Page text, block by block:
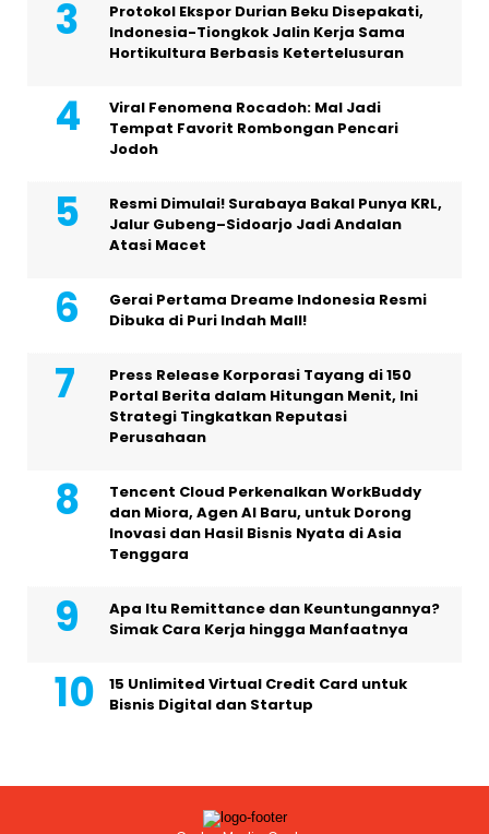
Protokol Ekspor Durian Beku Disepakati,
Indonesia-Tiongkok Jalin Kerja Sama
Hortikultura Berbasis Ketertelusuran
Viral Fenomena Rocadoh: Mal Jadi
Tempat Favorit Rombongan Pencari
Jodoh
Resmi Dimulai! Surabaya Bakal Punya KRL,
Jalur Gubeng–Sidoarjo Jadi Andalan
Atasi Macet
Gerai Pertama Dreame Indonesia Resmi
Dibuka di Puri Indah Mall!
Press Release Korporasi Tayang di 150
Portal Berita dalam Hitungan Menit, Ini
Strategi Tingkatkan Reputasi
Perusahaan
Tencent Cloud Perkenalkan WorkBuddy
dan Miora, Agen AI Baru, untuk Dorong
Inovasi dan Hasil Bisnis Nyata di Asia
Tenggara
Apa Itu Remittance dan Keuntungannya?
Simak Cara Kerja hingga Manfaatnya
15 Unlimited Virtual Credit Card untuk
Bisnis Digital dan Startup